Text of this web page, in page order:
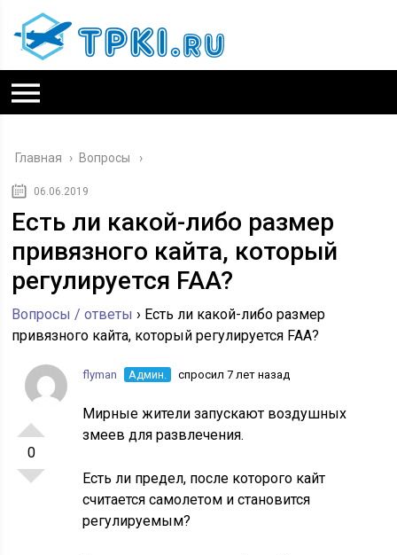
Главная › Вопросы
06.06.2019
Есть ли какой-либо размер
привязного кайта, который
регулируется FAA?
Вопросы / ответы › Есть ли какой-либо размер
привязного кайта, который регулируется FAA?
0
flyman Админ. спросил 7 лет назад
Мирные жители запускают воздушных
змеев для развлечения.
Есть ли предел, после которого кайт
считается самолетом и становится
регулируемым?